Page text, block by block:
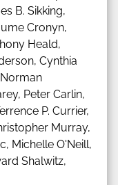
B. Sikking,
Cronyn,
Heald,
Cynthia
Peter Carlin,
P. Currier,
Murray,
Michelle O'Neill,
Shalwitz,